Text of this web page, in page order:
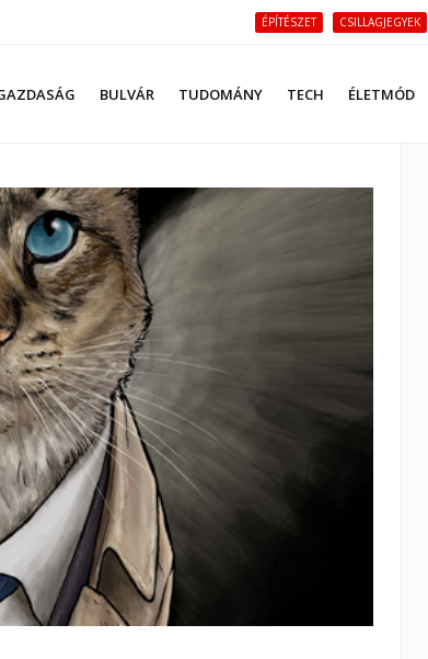
ÉPÍTÉSZET CSILLAGJEGYEK
BULVÁR TUDOMÁNY TECH ÉLETMÓD